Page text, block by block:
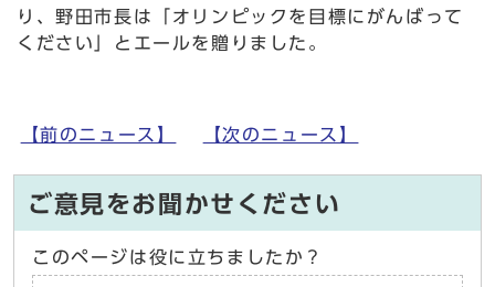
り、野田市長は「オリンピックを目標にがんばって
ください」とエールを贈りました。
【前のニュース】 【次のニュース】
ご意見をお聞かせください
このページは役に立ちましたか？